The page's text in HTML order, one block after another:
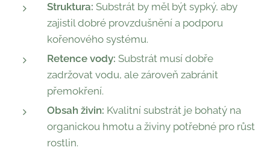
Struktura: Substrát by měl být sypký, aby
zajistil dobré provzdušnění a podporu
kořenového systému.
Retence vody: Substrát musí dobře
zadržovat vodu, ale zároveň zabránit
přemokření.
Obsah živin: Kvalitní substrát je bohatý na
organickou hmotu a živiny potřebné pro růst
rostlin.